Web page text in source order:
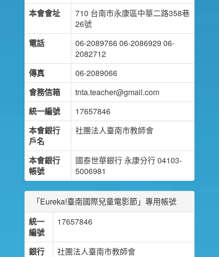
本會會址
710 台南市永康區中華二路358巷
26號
電話
06-2089766 06-2086929 06-
2082712
傳真
06-2089066
會務信箱
tnta.teacher@gmail.com
統一編號
17657846
本會銀行
戶名
社團法人臺南市教師會
本會銀行
帳號
國泰世華銀行 永康分行 04103-
5006981
「Eureka!臺南國際兒童電影節」專用帳號
統一
編號
17657846
銀行
社團法人臺南市教師會